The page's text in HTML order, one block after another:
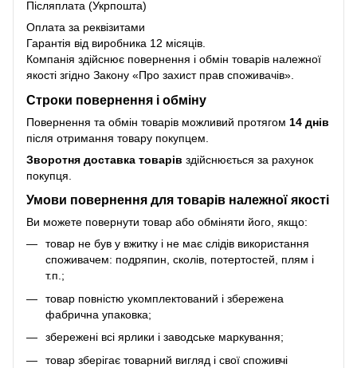
Післяплата (Укрпошта)
Оплата за реквізитами
Гарантія від виробника 12 місяців.
Компанія здійснює повернення і обмін товарів належної
якості згідно Закону «Про захист прав споживачів»
Строки повернення і обміну
Повернення та обмін товарів можливий протягом 14 днів
після отримання товару покупцем.
Зворотня доставка товарів здійснюється за рахунок
покупця.
Умови повернення для товарів належної якості
Ви можете повернути товар або обміняти його, якщо:
товар не був у вжитку і не має слідів використання
споживачем: подряпин, сколів, потертостей, плям і
т.п.;
товар повністю укомплектований і збережена
фабрична упаковка;
збережені всі ярлики і заводське маркування;
товар зберігає товарний вигляд і свої споживчі